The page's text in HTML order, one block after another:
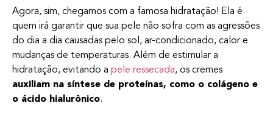
Agora, sim, chegamos com a famosa hidratação! Ela é
quem irá garantir que sua pele não sofra com as agressões
do dia a dia causadas pelo sol, ar-condicionado, calor e
mudanças de temperaturas. Além de estimular a
hidratação, evitando a pele ressecada, os cremes
auxiliam na síntese de proteínas, como o colágeno e
o ácido hialurônico.